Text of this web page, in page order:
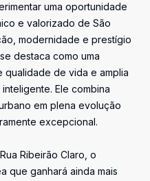
uma oportunidade
e valorizado de São
modernidade e prestígio
destaca como uma
de vida e amplia
Ele combina
em plena evolução
excepcional.
Ribeirão Claro, o
que ganhará ainda mais